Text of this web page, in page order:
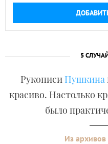
5
Рукописи Пушкина
красиво. Настолько
было
Из архивов